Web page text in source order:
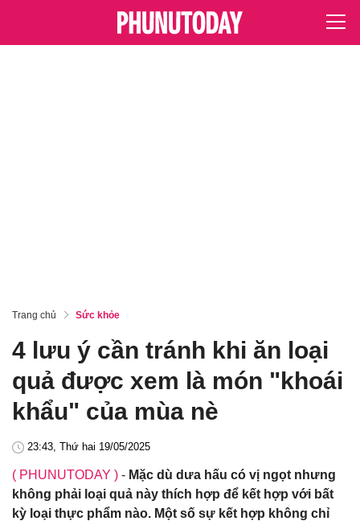
Trang chủ Sức khỏe
4 lưu ý cần tránh khi ăn loại
quả được xem là món "khoái
khẩu" của mùa nè
23:43, Thứ hai 19/05/2025
( PHUNUTODAY ) - Mặc dù dưa hấu có vị ngọt nhưng
không phải loại quả này thích hợp để kết hợp với bất
kỳ loại thực phẩm nào. Một số sự kết hợp không chỉ